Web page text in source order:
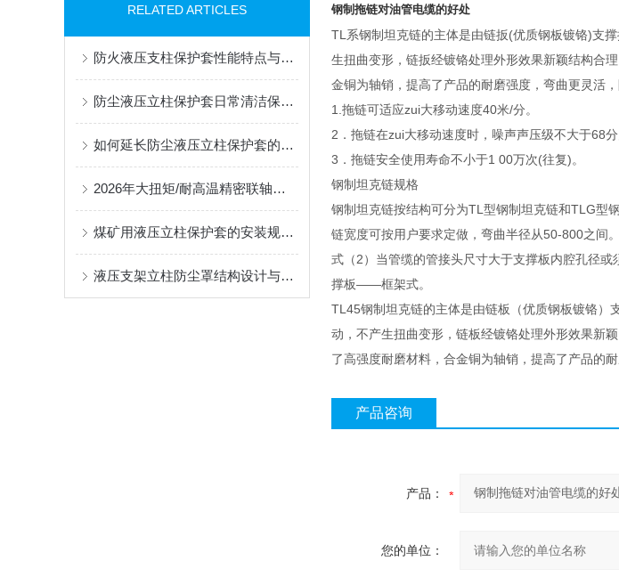
RELATED ARTICLES
防火液压支柱保护套性能特点与阻燃防护应用
防尘液压立柱保护套日常清洁保养与更换规范
如何延长防尘液压立柱保护套的使用寿命？
2026年大扭矩/耐高温精密联轴器定制找哪家？能实现精准定制的优质厂家盘点
煤矿用液压立柱保护套的安装规范与使用寿命提升方案
液压支架立柱防尘罩结构设计与密封防护原理
钢制拖链对油管电缆的好处
TL系钢制坦克链的主体是由链扳(优质钢板镀铬)支
生扭曲变形，链扳经镀铬处理外形效果新颖结构合
金铜为轴销，提高了产品的耐磨强度，弯曲更灵活
1.拖链可适应zui大移动速度40米/分。
2．拖链在zui大移动速度时，噪声声压级不大于68分
3．拖链安全使用寿命不小于1 00万次(往复)。
钢制坦克链规格
钢制坦克链按结构可分为TL型钢制坦克链和TLG型
链宽度可按用户要求定做，弯曲半径从50-800之
式（2）当管缆的管接头尺寸大于支撑板内腔孔径
撑板——框架式。
TL45钢制坦克链的主体是由链板（优质钢板镀铬）
动，不产生扭曲变形，链板经镀铬处理外形效果新
了高强度耐磨材料，合金铜为轴销，提高了产品的
产品咨询
产品：
您的单位：